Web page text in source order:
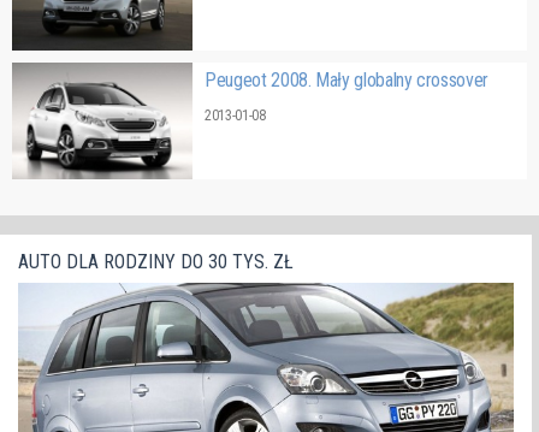
Peugeot 2008. Mały globalny crossover
2013-01-08
AUTO DLA RODZINY DO 30 TYS. ZŁ